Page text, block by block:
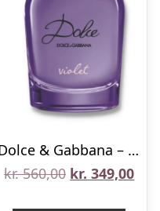
Dolce & Gabbana – Dolce Violet – 30 ml – Edt
kr.560,00 Den
kr. 349,00Den